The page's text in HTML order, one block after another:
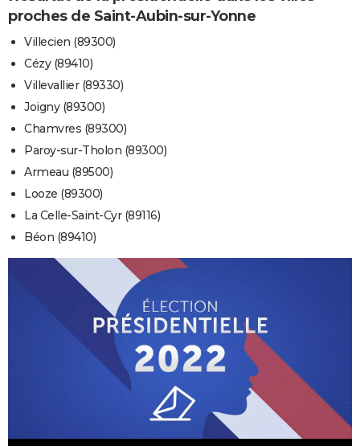
proches de Saint-Aubin-sur-Yonne
Villecien (89300)
Cézy (89410)
Villevallier (89330)
Joigny (89300)
Chamvres (89300)
Paroy-sur-Tholon (89300)
Armeau (89500)
Looze (89300)
La Celle-Saint-Cyr (89116)
Béon (89410)